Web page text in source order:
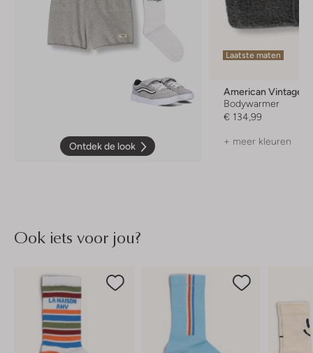
Ontdek de look
Laatste maten
American Vintage
Bodywarmer
€ 134,99
+ meer kleuren
Ook iets voor jou?